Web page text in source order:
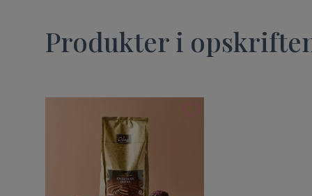
Produkter i